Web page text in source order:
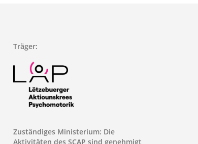
Träger:
Zuständiges Ministerium: Die
Aktivitäten des SCAP sind genehmigt